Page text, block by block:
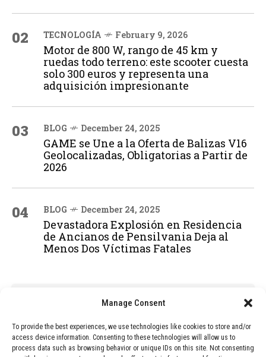
Manage Consent
To provide the best experiences, we use technologies like cookies to store and/or
access device information. Consenting to these technologies will allow us to
process data such as browsing behavior or unique IDs on this site. Not consenting
02 TECNOLOGÍA February 9, 2026
Motor de 800 W, rango de 45 km y
ruedas todo terreno: este scooter cuesta
solo 300 euros y representa una
adquisición impresionante
03 BLOG December 24, 2025
GAME se Une a la Oferta de Balizas V16
Geolocalizadas, Obligatorias a Partir de
2026
04 BLOG December 24, 2025
Devastadora Explosión en Residencia
de Ancianos de Pensilvania Deja al
Menos Dos Víctimas Fatales